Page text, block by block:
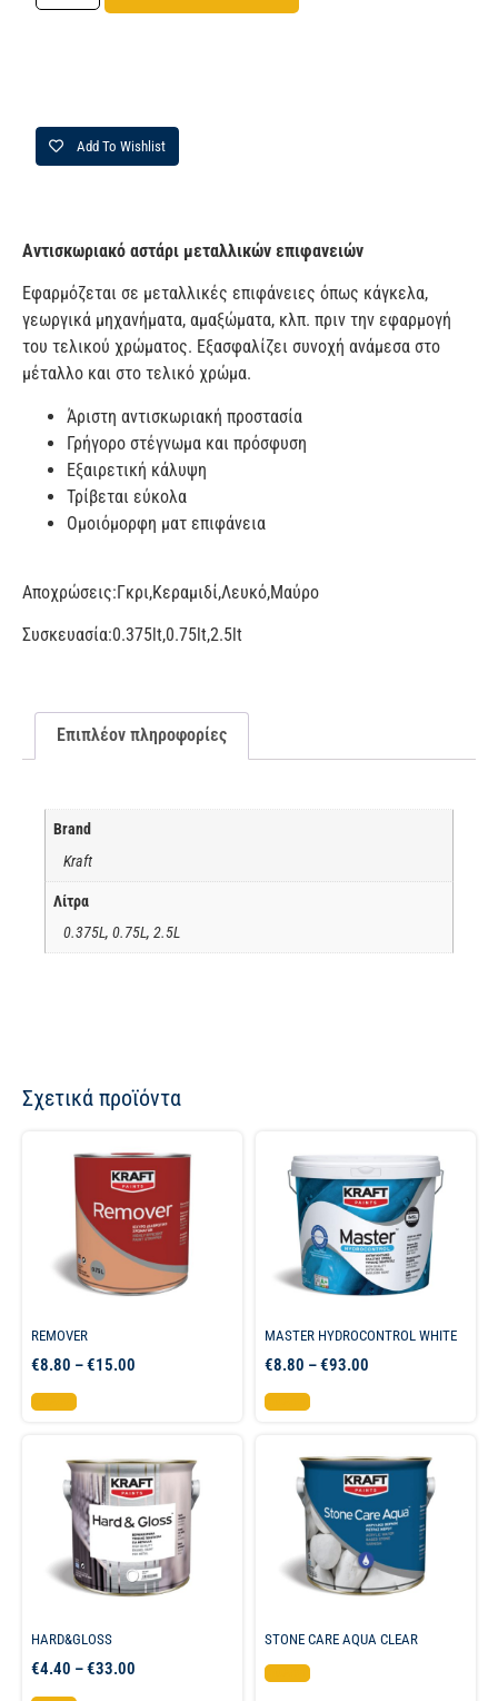
Add To Wishlist
Αντισκωριακό αστάρι μεταλλικών επιφανειών
Εφαρμόζεται σε μεταλλικές επιφάνειες όπως κάγκελα,
γεωργικά μηχανήματα, αμαξώματα, κλπ. πριν την εφαρμογή
του τελικού χρώματος. Εξασφαλίζει συνοχή ανάμεσα στο
μέταλλο και στο τελικό χρώμα.
Άριστη αντισκωριακή προστασία
Γρήγορο στέγνωμα και πρόσφυση
Εξαιρετική κάλυψη
Τρίβεται εύκολα
Ομοιόμορφη ματ επιφάνεια
Αποχρώσεις:Γκρι,Κεραμιδί,Λευκό,Μαύρο
Συσκευασία:0.375lt,0.75lt,2.5lt
Επιπλέον πληροφορίες
Brand
Kraft
Λίτρα
0.375L, 0.75L, 2.5L
Σχετικά προϊόντα
REMOVER
€8.80 –€15.00
Επιλογή
MASTER HYDROCONTROL WHITE
€8.80 –€93.00
Επιλογή
HARD&GLOSS
€4.40 –€33.00
STONE CARE AQUA CLEAR
Επιλογή